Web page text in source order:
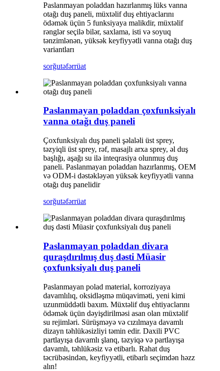
Paslanmayan poladdan hazırlanmış lüks vanna
otağı duş paneli, müxtəlif duş ehtiyaclarını
ödəmək üçün 5 funksiyaya malikdir, müxtəlif
rənglər seçilə bilər, saxlama, isti və soyuq
tənzimlənən, yüksək keyfiyyətli vanna otağı duş
variantları
sorğutəfərrüat
Paslanmayan poladdan çoxfunksiyalı
vanna otağı duş paneli
Çoxfunksiyalı duş paneli şəlaləli üst sprey,
təzyiqli üst sprey, rəf, masajlı arxa sprey, əl duş
başlığı, aşağı su ilə inteqrasiya olunmuş duş
paneli. Paslanmayan poladdan hazırlanmış, OEM
və ODM-i dəstəkləyən yüksək keyfiyyətli vanna
otağı duş panelidir
sorğutəfərrüat
Paslanmayan poladdan divara
quraşdırılmış duş dəsti Müasir
çoxfunksiyalı duş paneli
Paslanmayan polad material, korroziyaya
davamlılıq, oksidləşmə müqaviməti, yeni kimi
uzunmüddətli baxım. Müxtəlif duş ehtiyaclarını
ödəmək üçün dəyişdirilməsi asan olan müxtəlif
su rejimləri. Sürüşməyə və cızılmaya davamlı
dizayn təhlükəsizliyi təmin edir. Daxili PVC
partlayışa davamlı şlanq, təzyiqə və partlayışa
davamlı, təhlükəsiz və etibarlı. Rahat duş
təcrübəsindən, keyfiyyətli, etibarlı seçimdən həzz
alın!